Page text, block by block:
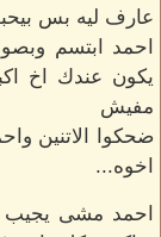
عارف ليه بس
احمد ابتسم
يكون عندك اخ
مفيش
ضحكوا الاتنين
اخوه...
احمد مشى يجيب